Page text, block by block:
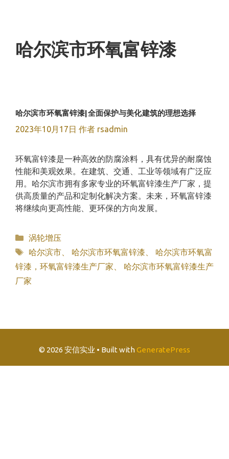
哈尔滨市环氧富锌漆
哈尔滨市环氧富锌漆|全面保护与美化建筑的理想选择
2023年10月17日 作者 rsadmin
环氧富锌漆是一种高效的防腐涂料，具有优异的耐腐蚀
性能和美观效果。在建筑、交通、工业等领域有广泛应
用。哈尔滨市拥有多家专业的环氧富锌漆生产厂家，提
供高质量的产品和定制化解决方案。未来，环氧富锌漆
将继续向更高性能、更环保的方向发展。
分
类
涡轮增压
标
签
哈尔滨市、 哈尔滨市环氧富锌漆
哈尔滨市环氧富
锌漆，环氧富锌漆生产厂家
哈尔滨市环氧富锌漆生产
厂家
© 2026 安信实业 • Built withGeneratePress